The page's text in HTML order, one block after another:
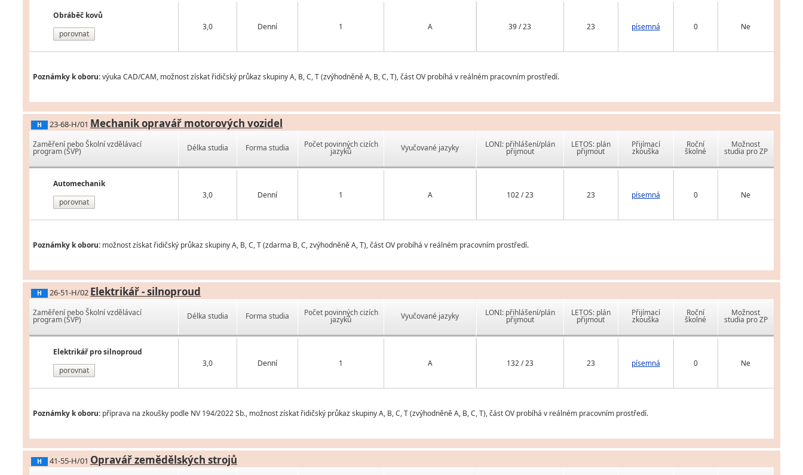
Obráběč kovů
porovnat
3,0 Denní 1 A 39 / 23 23 písemná 0 Ne
Poznámky k oboru:výuka CAD/CAM, možnost získat řidičský průkaz skupiny A, B, C, T (zvýhodněně A, B, C, T), část OV probíhá v reálném pracovním prostředí.
H 23-68-H/01 Mechanik opravář motorových vozidel
Zaměření nebo Školní vzdělávací
program (ŠVP)
Automechanik
porovnat
Délka studia Forma studia Počet povinných cizích
jazyků Vyučované jazyky
3,0 Denní 1 A
LONI: přihlášení/plán
přijmout
LETOS: plán
přijmout
Přijímací
zkouška
Roční
školné
Možnost
studia pro ZP
102 / 23 23 písemná 0 Ne
Poznámky k oboru: možnost získat řidičský průkaz skupiny A, B, C, T (zdarma B, C, zvýhodněně A, T), část OV probíhá v reálném pracovním prostředí.
H 26-51-H/02 Elektrikář - silnoproud
Zaměření nebo Školní vzdělávací
program (ŠVP)
Elektrikář pro silnoproud
porovnat
Délka studia Forma studia Počet povinných cizích
jazyků Vyučované jazyky
3,0 Denní 1 A
LONI: přihlášení/plán
přijmout
LETOS: plán
přijmout
Přijímací
zkouška
Roční
školné
Možnost
studia pro ZP
132 / 23 23 písemná 0 Ne
Poznámky k oboru: příprava na zkoušky podle NV 194/2022 Sb., možnost získat řidičský průkaz skupiny A, B, C, T (zvýhodněně A, B, C, T), část OV probíhá v reálném pracovním prostředí.
H 41-55-H/01 Opravář zemědělských strojů